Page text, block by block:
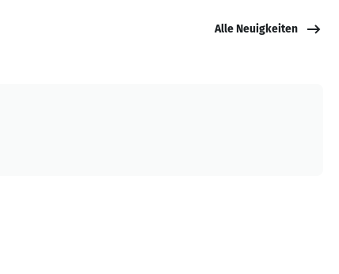
Alle Neuigkeiten